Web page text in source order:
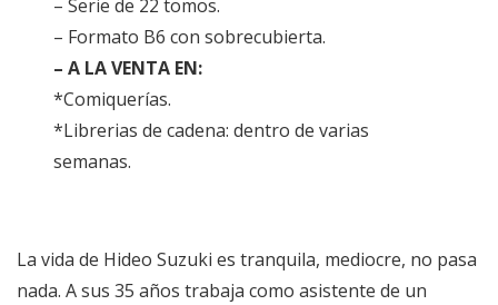
– Serie de 22 tomos.
– Formato B6 con sobrecubierta.
– A LA VENTA EN:
*Comiquerías.
*Librerias de cadena: dentro de varias
semanas.
La vida de Hideo Suzuki es tranquila, mediocre, no pasa
nada. A sus 35 años trabaja como asistente de un